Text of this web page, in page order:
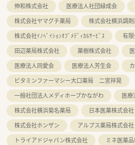
伸和株式会社
医療法人社団緑成会
株式会社ヤマグチ薬局
株式会社横浜調
株式会社ｲﾉﾍﾞｲｼｮﾝｵﾌﾞﾒﾃﾞｨｶﾙｻｰﾋﾞｽ
有
田辺薬局株式会社
薬樹株式会社
医療法人同愛会
医療法人芳生会
ビタミンファーマシー大口薬局 二宮祥晃
一般社団法人メディホープかながわ
医療
株式会社横浜菊名薬局
日本医薬株式会社
株式会社ホンザン
アルプス薬局株式会社
トライアドジャパン株式会社
ミネ医薬